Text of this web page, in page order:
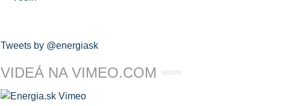
Tweets by @energiask
VIDEÁ NA VIMEO.COM